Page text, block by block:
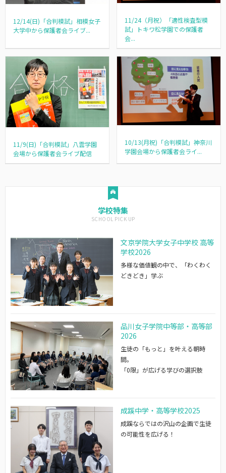
12/14(日)「合判模試」相模女子
大学中から保護者会ライブ...
11/24（月祝）「適性検査型模
試」トキワ松学園での保護者
会...
11/9(日)「合判模試」八雲学園
会場から保護者会ライブ配信
10/13(月祝)「合判模試」神奈川
学園会場から保護者会ライ...
学校特集
文京学院大学女子中学校 高等
学校2026
多様な価値観の中で、「わくわく
どきどき」学ぶ
品川女子学院中等部・高等部
2026
生徒の「もっと」を叶える朝時
間。
「0限」が広げる学びの選択肢
成蹊中学・高等学校2025
成蹊ならではの沢山の企画で生徒
の可能性を広げる！